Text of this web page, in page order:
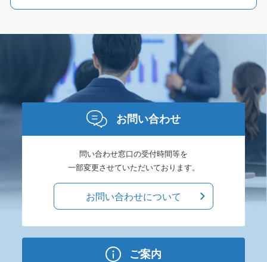
お問い合わせ
問い合わせ窓口の受付時間等を
一部変更させていただいております。
お問い合わせについて
ご案内